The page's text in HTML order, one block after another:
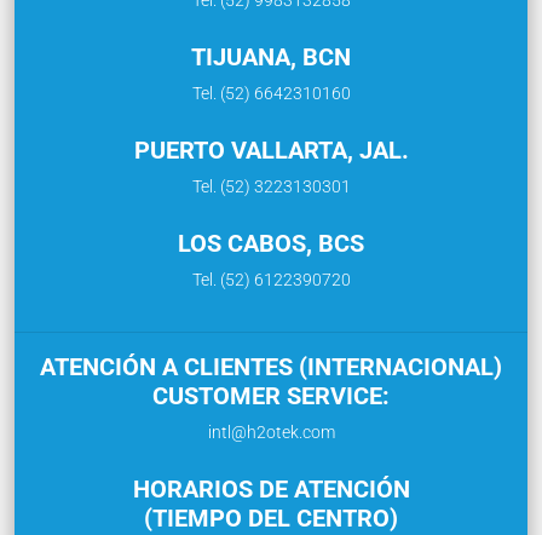
TIJUANA, BCN
Tel. (52) 6642310160
PUERTO VALLARTA, JAL.
Tel. (52) 3223130301
LOS CABOS, BCS
Tel. (52) 6122390720
ATENCIÓN A CLIENTES (INTERNACIONAL)
CUSTOMER SERVICE:
intl@h2otek.com
HORARIOS DE ATENCIÓN
(TIEMPO DEL CENTRO)